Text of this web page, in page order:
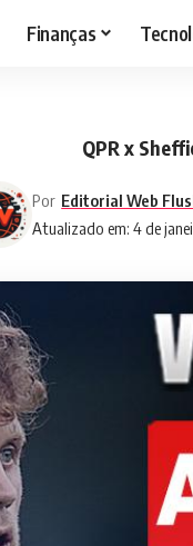
Finanças
QPR x
Atualizado em: 4 de
Por Editorial Web